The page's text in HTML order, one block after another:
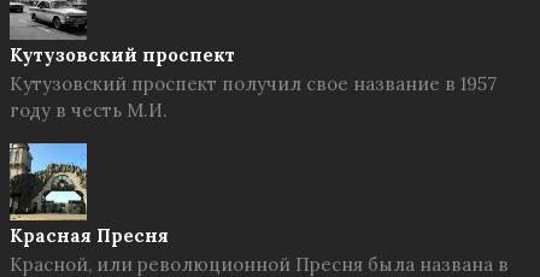
Кутузовский проспект
Кутузовский проспект получил свое название в 1957
году в честь М.И.
Красная Пресня
Красной, или революционной Пресня была названа в